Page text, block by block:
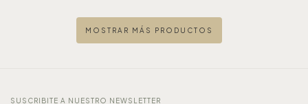
MOSTRAR MÁS PRODUCTOS
SUSCRIBITE A NUESTRO NEWSLETTER